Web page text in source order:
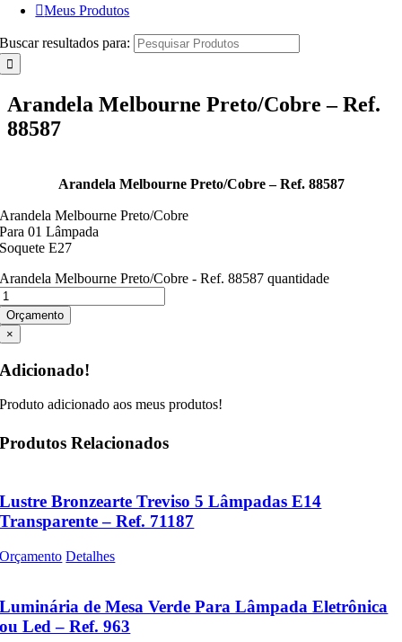
Meus Produtos
Buscar resultados para:
Arandela Melbourne Preto/Cobre – Ref.
88587
Arandela Melbourne Preto/Cobre – Ref. 88587
Arandela Melbourne Preto/Cobre
Para 01 Lâmpada
Soquete E27
Arandela Melbourne Preto/Cobre - Ref. 88587 quantidade
Orçamento
×
Adicionado!
Produto adicionado aos meus produtos!
Produtos Relacionados
Lustre Bronzearte Treviso 5 Lâmpadas E14
Transparente – Ref. 71187
Orçamento Detalhes
Luminária de Mesa Verde Para Lâmpada Eletrônica
ou Led – Ref. 963